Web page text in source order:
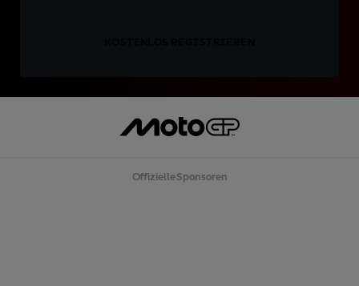
Offizielle Sponsoren